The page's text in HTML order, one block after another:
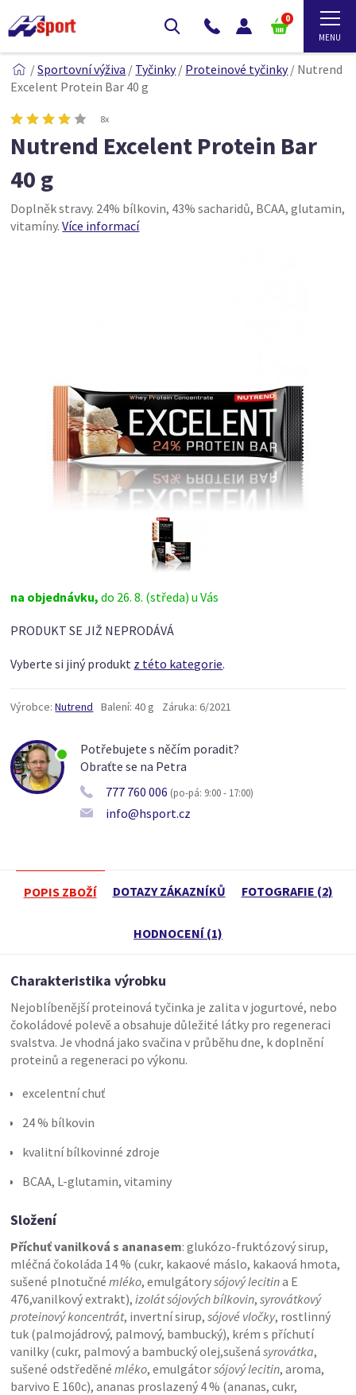
0
/Sportovní výživa / Tyčinky/ Proteinové tyčinky/ Nutrend
Excelent Protein Bar 40 g
8x
Nutrend Excelent Protein Bar
40 g
Doplněk stravy. 24% bílkovin, 43% sacharidů, BCAA, glutamin,
vitamíny.Více informací
na objednávku,do 26. 8. (středa) u Vás
PRODUKT SE JIŽ NEPRODÁVÁ
Vyberte si jiný produkt z této kategorie.
Výrobce: Nutrend Balení: 40 g Záruka: 6/2021
Potřebujete s něčím poradit?
Obraťte se na Petra
777 760 006 (po-pá: 9:00 - 17:00)
info@hsport.cz
POPIS ZBOŽÍ DOTAZY ZÁKAZNÍKŮ FOTOGRAFIE (2)
HODNOCENÍ (1)
Charakteristika výrobku
Nejoblíbenější proteinová tyčinka je zalita v jogurtové, nebo
čokoládové polevě a obsahuje důležité látky pro regeneraci
svalstva. Je vhodná jako svačina v průběhu dne, k doplnění
proteinů a regeneraci po výkonu.
excelentní chuť
24 % bílkovin
kvalitní bílkovinné zdroje
BCAA, L-glutamin, vitaminy
Složení
Příchuť vanilková s ananasem: glukózo-fruktózový sirup,
mléčná čokoláda 14 % (cukr, kakaové máslo, kakaová hmota,
sušené plnotučnémléko, emulgátorysójový lecitina E
476,vanilkový extrakt),izolát sójových bílkovin,syrovátkový
proteinový koncentrát, invertní sirup,sójové vločky, rostlinný
tuk (palmojádrový, palmový, bambucký), krém s příchutí
vanilky (cukr, palmový a bambucký olej,sušenásyrovátka,
sušené odstředěnémléko, emulgátorsójový lecitin, aroma,
barvivo E 160c), ananas proslazený 4 % (ananas, cukr,